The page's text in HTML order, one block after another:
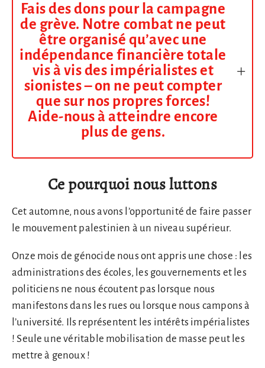
Fais des dons pour la campagne
de grève. Notre combat ne peut
être organisé qu’avec une
indépendance financière totale
vis à vis des impérialistes et
sionistes – on ne peut compter
que sur nos propres forces!
Aide-nous à atteindre encore
plus de gens.
Ce pourquoi nous luttons
Cet automne, nous avons l’opportunité de faire passer
le mouvement palestinien à un niveau supérieur.
Onze mois de génocide nous ont appris une chose : les
administrations des écoles, les gouvernements et les
politiciens ne nous écoutent pas lorsque nous
manifestons dans les rues ou lorsque nous campons à
l’université. Ils représentent les intérêts impérialistes
! Seule une véritable mobilisation de masse peut les
mettre à genoux !